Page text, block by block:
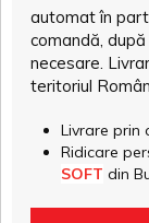
automat în
comandă,
necesare.
teritoriul
Livrare prin
Ridicare
SOFT din